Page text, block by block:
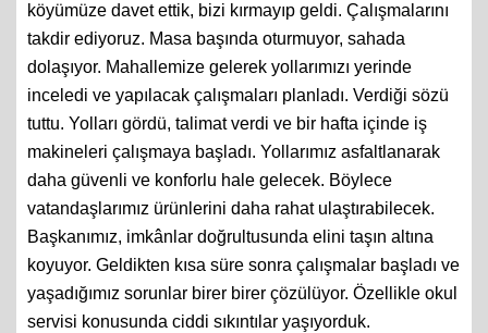
köyümüze davet ettik, bizi kırmayıp geldi. Çalışmalarını
takdir ediyoruz. Masa başında oturmuyor, sahada
dolaşıyor. Mahallemize gelerek yollarımızı yerinde
inceledi ve yapılacak çalışmaları planladı. Verdiği sözü
tuttu. Yolları gördü, talimat verdi ve bir hafta içinde iş
makineleri çalışmaya başladı. Yollarımız asfaltlanarak
daha güvenli ve konforlu hale gelecek. Böylece
vatandaşlarımız ürünlerini daha rahat ulaştırabilecek.
Başkanımız, imkânlar doğrultusunda elini taşın altına
koyuyor. Geldikten kısa süre sonra çalışmalar başladı ve
yaşadığımız sorunlar birer birer çözülüyor. Özellikle okul
servisi konusunda ciddi sıkıntılar yaşıyorduk.